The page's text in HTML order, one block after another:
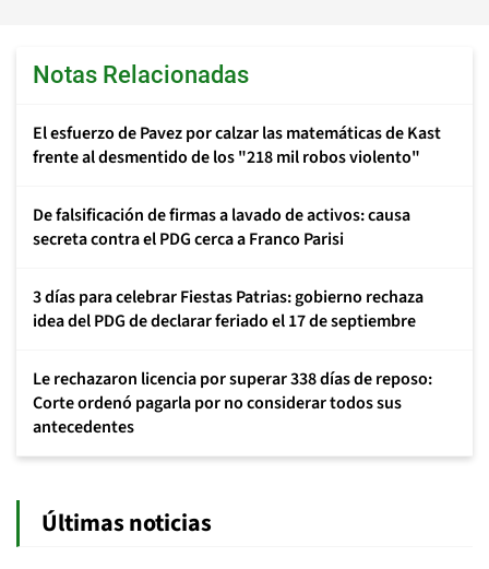
Notas Relacionadas
El esfuerzo de Pavez por calzar las matemáticas de Kast
frente al desmentido de los "218 mil robos violento"
De falsificación de firmas a lavado de activos: causa
secreta contra el PDG cerca a Franco Parisi
3 días para celebrar Fiestas Patrias: gobierno rechaza
idea del PDG de declarar feriado el 17 de septiembre
Le rechazaron licencia por superar 338 días de reposo:
Corte ordenó pagarla por no considerar todos sus
antecedentes
Últimas noticias